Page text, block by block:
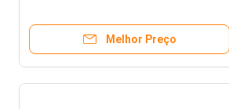
de Rearview
Melhor Preço